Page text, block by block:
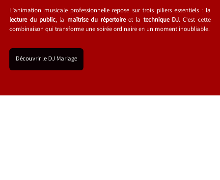
L’animation musicale professionnelle repose sur trois piliers essentiels : la
lecture du public, la maîtrise du répertoireet la technique DJ. C’est cette
combinaison qui transforme une soirée ordinaire en un moment inoubliable.
Découvrir le DJ Mariage